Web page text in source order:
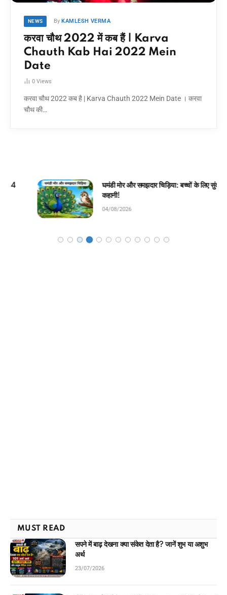
NEWS By KAMLESH VERMA
करवा चौथ 2022 में कब हैं | Karva
Chauth Kab Hai 2022 Mein
Date
0 Views
करवा चौथ 2022 कब है | Karva Chauth 2022 Mein Date । करवा
चौथ की…
घमंडी मोर और समझदार चिड़िया: बच्चों के लिए सुंदर जंगल
कहानी!
04/08/2026
MUST READ
सपने में बाढ़ देखना क्या संकेत देता है? जानें शुभ या अशुभ
अर्थ
23/07/2026